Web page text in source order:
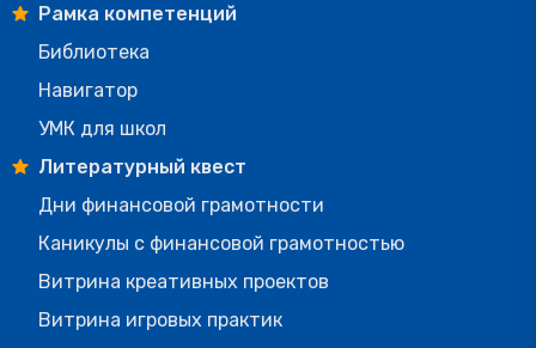
Рамка компетенций
Библиотека
Навигатор
УМК для школ
Литературный квест
Дни финансовой грамотности
Каникулы с финансовой грамотностью
Витрина креативных проектов
Витрина игровых практик